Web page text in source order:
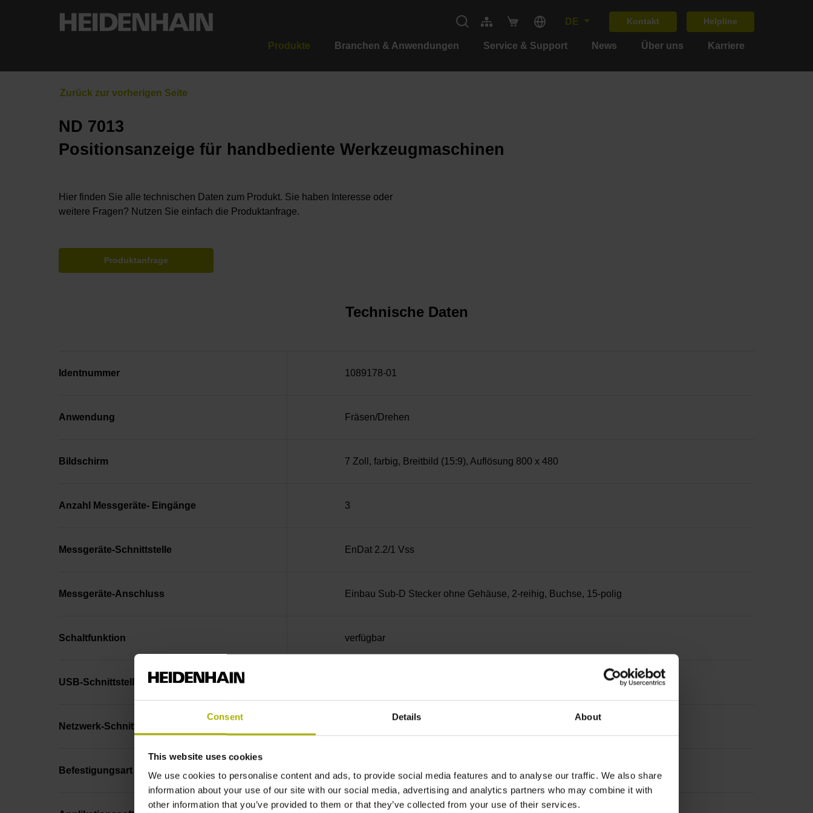
Consent Details About
This website uses cookies
We use cookies to personalise content and ads, to provide social media features and to analyse our traffic. We also share
information about your use of our site with our social media, advertising and analytics partners who may combine it with
other information that you’ve provided to them or that they’ve collected from your use of their services.
DE Kontakt Helpline
Produkte Branchen & Anwendungen Service & Support News Über uns Karriere
ND 7013
Positionsanzeige für handbediente Werkzeugmaschinen
Hier finden Sie alle technischen Daten zum Produkt. Sie haben Interesse oder
weitere Fragen? Nutzen Sie einfach die Produktanfrage.
Produktanfrage
Technische Daten
Identnummer 1089178-01
Anwendung Fräsen/Drehen
Bildschirm 7 Zoll, farbig, Breitbild (15:9), Auflösung 800 x 480
Anzahl Messgeräte- Eingänge 3
Messgeräte-Schnittstelle EnDat 2.2/1 Vss
Messgeräte-Anschluss Einbau Sub-D Stecker ohne Gehäuse, 2-reihig, Buchse, 15-polig
Schaltfunktion verfügbar
USB-Schnittstelle(n)
Netzwerk-Schnittstelle(n)
Befestigungsart 50 mm x 50 mm, 4 x M4